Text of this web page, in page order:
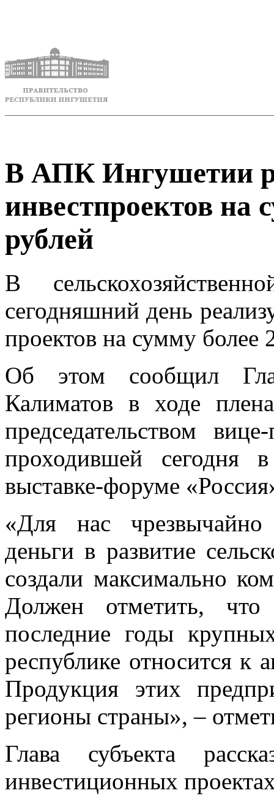
В АПК Ингушетии
инвестпроектов на
рублей
В
сегодняшний день
проектов на сумму более
Об этом сообщил
Калиматов в ходе
председательством
проходившей сегодня
выставке-форуме
«Для нас
деньги в развитие
создали максимально
Должен отметить, что
последние годы
республике относится к
Продукция этих
регионы страны», –
Глава субъекта
инвестиционных